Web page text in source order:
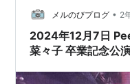
どうなってるの。 肝
と、いつも通りの素晴
メルのびプログ • 2
2024年12月7日
菜々子 卒業記念公